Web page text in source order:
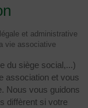
et administrative
vie associative
du siège social,...)
association et vous
Nous vous guidons
diffèrent si votre